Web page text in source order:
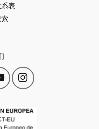
表
YouTubeInstagram
此
链
会